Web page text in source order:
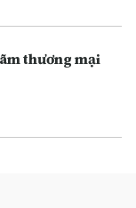
thương mại